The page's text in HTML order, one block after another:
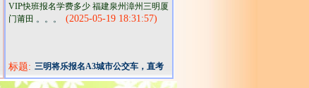
VIP快班报名学费多少 福建泉州漳州三明厦
门莆田 。。。 (2025-05-19 18:31:57)
标题: 三明将乐报名A3城市公交车，直考
B2货车考场直招